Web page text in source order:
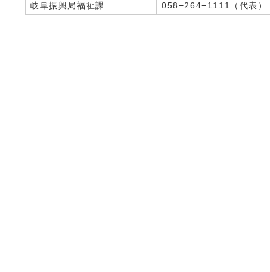
岐阜振興局福祉課 058−264−1111（代表）